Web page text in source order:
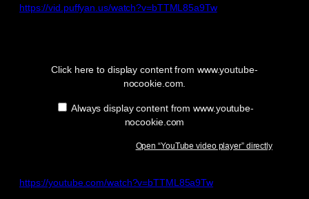
https://vid.puffyan.us/watch?v=bTTML85a9Tw
Click here to display content from www.youtube-
nocookie.com.
Always display content from www.youtube-
nocookie.com
Open “YouTube video player” directly
https://youtube.com/watch?v=bTTML85a9Tw